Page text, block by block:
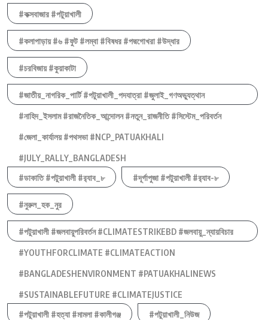
#কক্সবাজার #পটুয়াখালী
#কলাপাড়ায় #৬ #ফুট #লম্বা #বিষধর #পদ্মগোখরা #উদ্ধার
#চরবিজায় #কুয়াকাটা
#জাতীয়_নাগরিক_পার্টি #পটুয়াখালী_পদযাত্রা #জুলাই_গণঅভ্যুত্থান
#নাহিদ_ইসলাম #রাজনৈতিক_আন্দোলন #নতুন_রাজনীতি #সিস্টেম_পরিবর্তন
#জেলা_কার্যালয় #পথসভা #NCP_PATUAKHALI
#JULY_RALLY_BANGLADESH
#ডাকাতি #পটুয়াখালী #র‍্যাব_৮
#দূর্গাপুজা #পটুয়াখালী #র‍্যাব-৮
#নুরুল_হক_নুর
#পটুয়াখালী #জলবায়ুপরিবর্তন #CLIMATESTRIKEBD #জলবায়ু_ন্যায়বিচার
#YOUTHFORCLIMATE #CLIMATEACTION
#BANGLADESHENVIRONMENT #PATUAKHALINEWS
#SUSTAINABLEFUTURE #CLIMATEJUSTICE
#পটুয়াখালী #হত্যা #মামলা #কালীগঞ্জ
#পটুয়াখালী_নিউজ